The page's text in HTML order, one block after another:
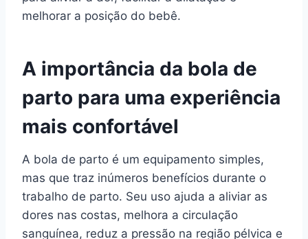
melhorar a posição do bebê.
A importância da bola de
parto para uma experiência
mais confortável
A bola de parto é um equipamento simples,
mas que traz inúmeros benefícios durante o
trabalho de parto. Seu uso ajuda a aliviar as
dores nas costas, melhora a circulação
sanguínea, reduz a pressão na região pélvica e